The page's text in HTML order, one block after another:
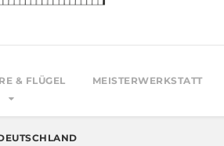
& FLÜGEL MEISTERWERKSTATT